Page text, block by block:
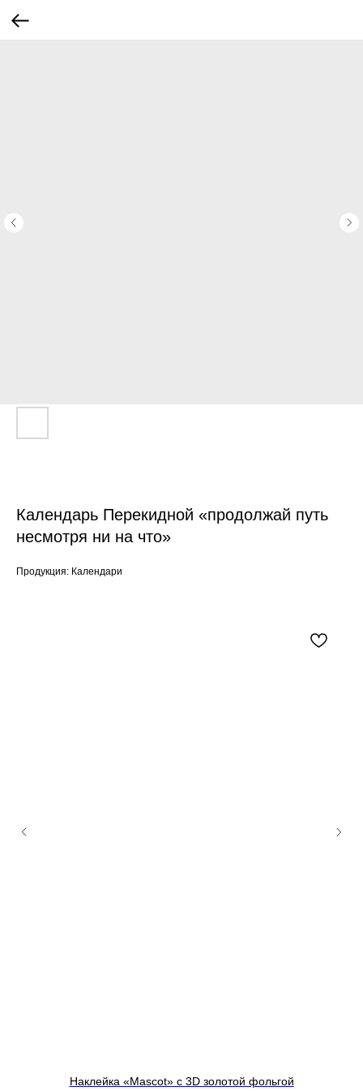
Календарь Перекидной «продолжай путь
несмотря ни на что»
Продукция: Календари
Наклейка «Mascot» c 3D золотой фольгой